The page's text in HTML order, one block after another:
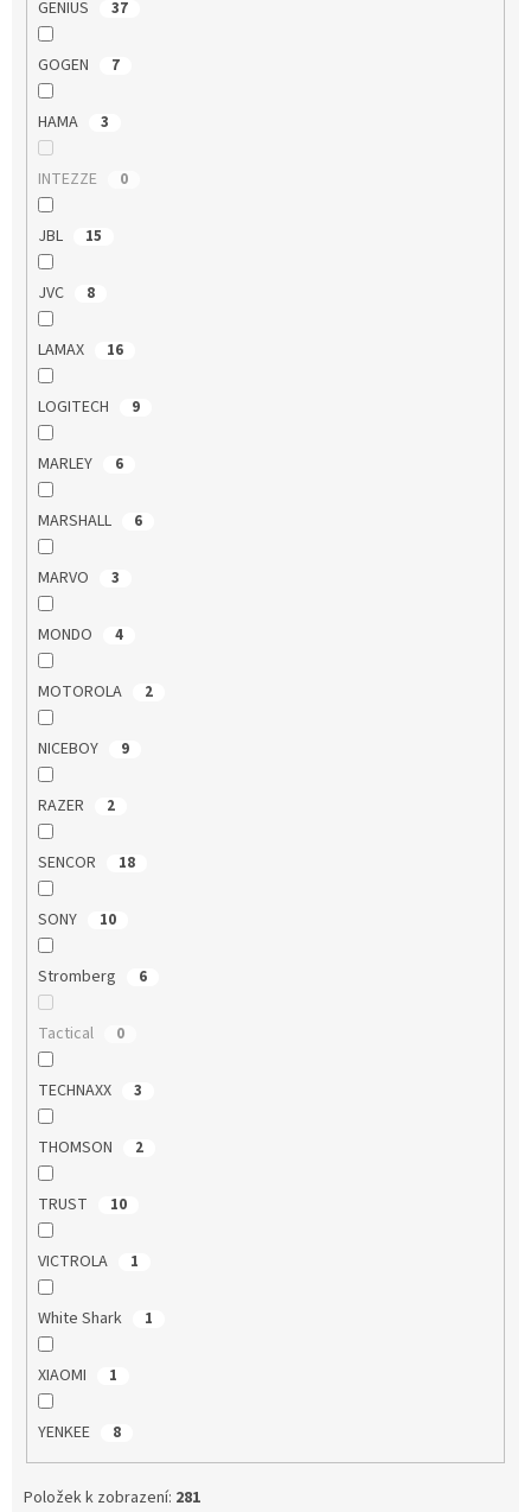
GENIUS 37
GOGEN 7
HAMA 3
INTEZZE 0
JBL 15
JVC 8
LAMAX 16
LOGITECH 9
MARLEY 6
MARSHALL 6
MARVO 3
MONDO 4
MOTOROLA 2
NICEBOY 9
RAZER 2
SENCOR 18
SONY 10
Stromberg 6
Tactical 0
TECHNAXX 3
THOMSON 2
TRUST 10
VICTROLA 1
White Shark 1
XIAOMI 1
YENKEE 8
Položek k zobrazení: 281